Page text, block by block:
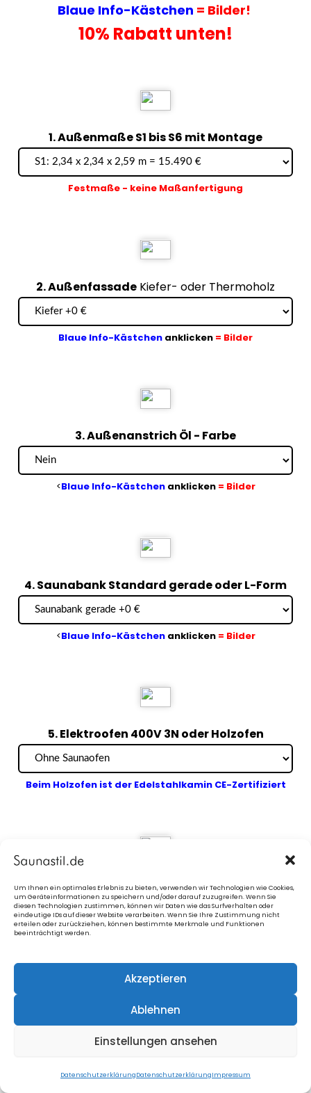
Um Ihnen ein optimales Erlebnis zu bieten, verwenden wir Technologien wie Cookies,
um Geräteinformationen zu speichern und/oder darauf zuzugreifen. Wenn Sie
diesen Technologien zustimmen, können wir Daten wie das Surfverhalten oder
eindeutige IDs auf dieser Website verarbeiten. Wenn Sie Ihre Zustimmung nicht
erteilen oder zurückziehen, können bestimmte Merkmale und Funktionen
beeinträchtigt werden.
Akzeptieren
Ablehnen
Einstellungen ansehen
DatenschutzerklärungDatenschutzerklärungImpressum
Blaue Info-Kästchen = Bilder!
10% Rabatt unten!
1. Außenmaße S1 bis S6 mit Montage
Festmaße - keine Maßanfertigung
2. Außenfassade Kiefer- oder Thermoholz
Blaue Info-Kästchen anklicken = Bilder
3. Außenanstrich Öl - Farbe
<Blaue Info-Kästchen anklicken = Bilder
4. Saunabank Standard gerade oder L-Form
<Blaue Info-Kästchen anklicken = Bilder
5. Elektroofen 400V 3N oder Holzofen
Beim Holzofen ist der Edelstahlkamin CE-Zertifiziert
6. Wassertank nur für Holzofen
7. Boden- & Wandschutz + Ofenschutz